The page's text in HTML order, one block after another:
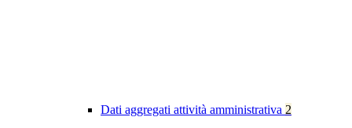
Dati aggregati attività amministrativa 2